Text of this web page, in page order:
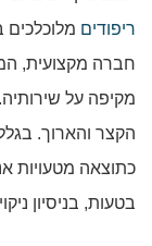
ריפודים מלוכלכים
חברה מקצועית,
מקיפה על
הקצר והארוך.
כתוצאה מטעויות
בטעות, בניסיון